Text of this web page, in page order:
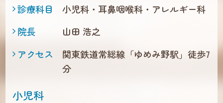
診療科目
小児科・耳鼻咽喉科・アレルギー科
院長
山田 浩之
アクセス
関東鉄道常総線「ゆめみ野駅」徒歩7
分
小児科